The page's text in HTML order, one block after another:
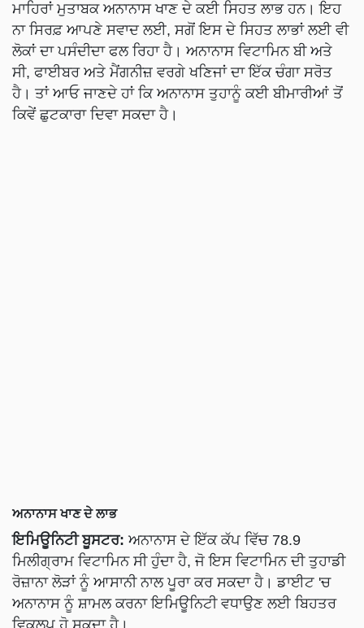
ਮਾਹਿਰਾਂ ਮੁਤਾਬਕ ਅਨਾਨਾਸ ਖਾਣ ਦੇ ਕਈ ਸਿਹਤ ਲਾਭ ਹਨ। ਇਹ
ਨਾ ਸਿਰਫ਼ ਆਪਣੇ ਸਵਾਦ ਲਈ, ਸਗੋਂ ਇਸ ਦੇ ਸਿਹਤ ਲਾਭਾਂ ਲਈ ਵੀ
ਲੋਕਾਂ ਦਾ ਪਸੰਦੀਦਾ ਫਲ ਰਿਹਾ ਹੈ। ਅਨਾਨਾਸ ਵਿਟਾਮਿਨ ਬੀ ਅਤੇ
ਸੀ, ਫਾਈਬਰ ਅਤੇ ਮੈਂਗਨੀਜ਼ ਵਰਗੇ ਖਣਿਜਾਂ ਦਾ ਇੱਕ ਚੰਗਾ ਸਰੋਤ
ਹੈ। ਤਾਂ ਆਓ ਜਾਣਦੇ ਹਾਂ ਕਿ ਅਨਾਨਾਸ ਤੁਹਾਨੂੰ ਕਈ ਬੀਮਾਰੀਆਂ ਤੋਂ
ਕਿਵੇਂ ਛੁਟਕਾਰਾ ਦਿਵਾ ਸਕਦਾ ਹੈ।
ਅਨਾਨਾਸ ਖਾਣ ਦੇ ਲਾਭ
ਇਮਿਊਨਿਟੀ ਬੂਸਟਰ: ਅਨਾਨਾਸ ਦੇ ਇੱਕ ਕੱਪ ਵਿੱਚ 78.9
ਮਿਲੀਗ੍ਰਾਮ ਵਿਟਾਮਿਨ ਸੀ ਹੁੰਦਾ ਹੈ, ਜੋ ਇਸ ਵਿਟਾਮਿਨ ਦੀ ਤੁਹਾਡੀ
ਰੋਜ਼ਾਨਾ ਲੋੜਾਂ ਨੂੰ ਆਸਾਨੀ ਨਾਲ ਪੂਰਾ ਕਰ ਸਕਦਾ ਹੈ। ਡਾਈਟ 'ਚ
ਅਨਾਨਾਸ ਨੂੰ ਸ਼ਾਮਲ ਕਰਨਾ ਇਮਿਊਨਿਟੀ ਵਧਾਉਣ ਲਈ ਬਿਹਤਰ